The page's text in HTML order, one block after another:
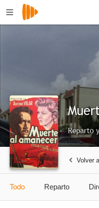
Reparto
Volver
Todo Reparto